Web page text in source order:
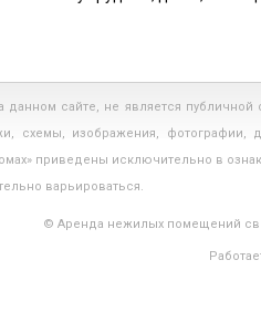
сайте, не является
схемы, изображения,
приведены исключительно в
варьироваться.
© Аренда нежилых помещений